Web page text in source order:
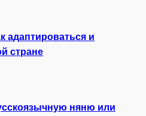
адаптироваться и
стране
няню или